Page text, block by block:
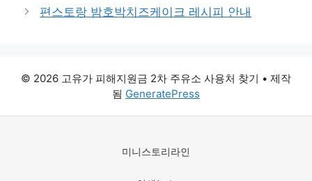
리
편스토랑 밤호박치즈케이크 레시피 안내
© 2026 고유가 피해지원금 2차 주유소 사용처 찾기 • 제작
됨 GeneratePress
미니스토리라인